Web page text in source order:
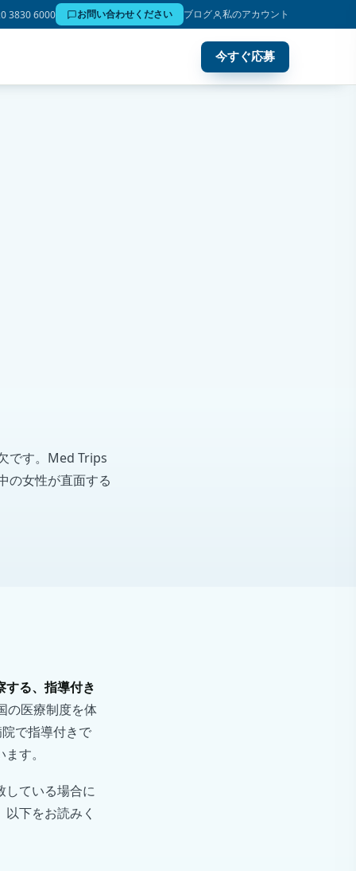
3830 6000 お問い合わせください ブログ 私のアカウント
今すぐ応募
です。Med Trips
の女性が直面する
する、指導付き
の医療制度を体
で指導付きで
す。
している場合に
下をお読みく